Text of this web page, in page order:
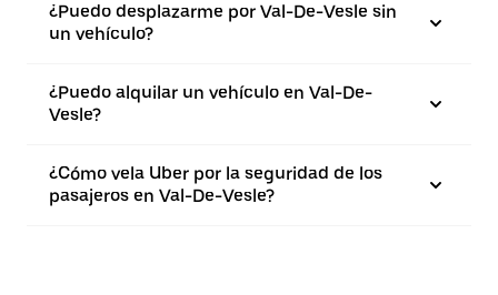
¿Puedo desplazarme por Val-De-Vesle sin
un vehículo?
¿Puedo alquilar un vehículo en Val-De-
Vesle?
¿Cómo vela Uber por la seguridad de los
pasajeros en Val-De-Vesle?